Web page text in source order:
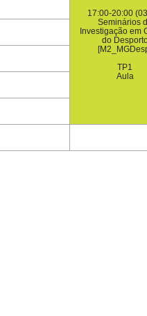
17:00-20:00
Seminários
Investigação em
do
TP1
Aula